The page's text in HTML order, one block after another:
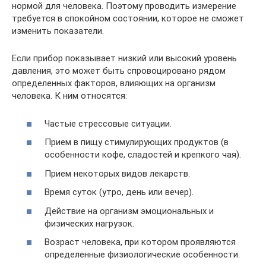
нормой для человека. Поэтому проводить измерение
требуется в спокойном состоянии, которое не сможет
изменить показатели.
Если прибор показывает низкий или высокий уровень
давления, это может быть спровоцировано рядом
определенных факторов, влияющих на организм
человека. К ним относятся:
Частые стрессовые ситуации.
Прием в пищу стимулирующих продуктов (в
особенности кофе, сладостей и крепкого чая).
Прием некоторых видов лекарств.
Время суток (утро, день или вечер).
Действие на организм эмоциональных и
физических нагрузок.
Возраст человека, при котором проявляются
определенные физиологические особенности.